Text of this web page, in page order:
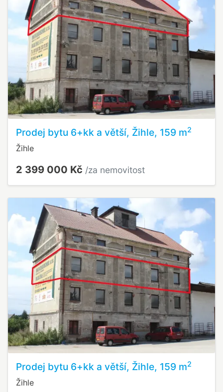
Prodej bytu 6+kk a větší, Žihle, 159 m2
Žihle
2 399 000 Kč /za nemovitost
Prodej bytu 6+kk a větší, Žihle, 159 m2
Žihle